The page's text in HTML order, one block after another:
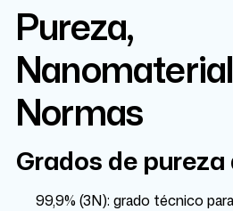
Pureza,
Normas
Grados de
99,9% (3N): grado técnico